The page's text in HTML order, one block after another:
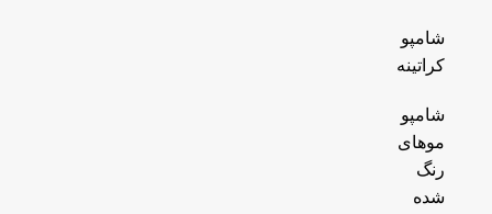
شامپو
کراتینه
شامپو
موهای
رنگ
شده